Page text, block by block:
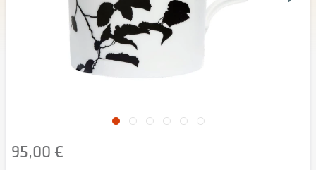
95,00 €